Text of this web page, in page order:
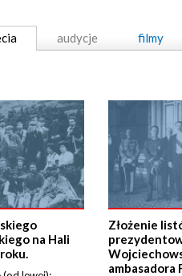
audycje filmy
na Hali
Złożenie
ambasadora